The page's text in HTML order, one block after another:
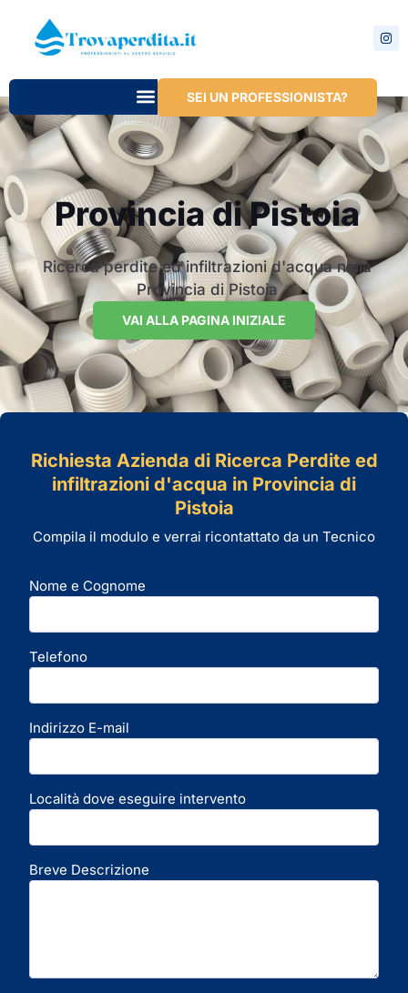
SEI UN PROFESSIONISTA?
Provincia di Pistoia
Ricerca perdite ed infiltrazioni d'acqua nella
Provincia di Pistoia
VAI ALLA PAGINA INIZIALE
Richiesta Azienda di Ricerca Perdite ed
infiltrazioni d'acqua in Provincia di
Pistoia
Compila il modulo e verrai ricontattato da un Tecnico
Nome e Cognome
Telefono
Indirizzo E-mail
Località dove eseguire intervento
Breve Descrizione